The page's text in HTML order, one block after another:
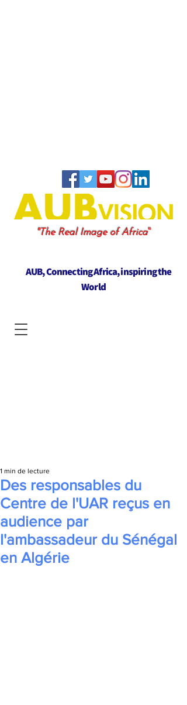
"The Real Image of Africa"
AUB, Connecting Africa, inspiring the
World
Des responsables du
Centre de l'UAR reçus en
audience par
l'ambassadeur du Sénégal
en Algérie
1 min de lecture